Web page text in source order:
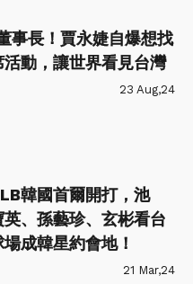
事長！賈永婕自爆想找
活動，讓世界看見台灣
23 Aug,24
韓國首爾開打，池
英、孫藝珍、玄彬看台
成韓星約會地！
21 Mar,24